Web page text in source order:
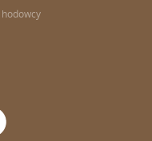
hodowcy